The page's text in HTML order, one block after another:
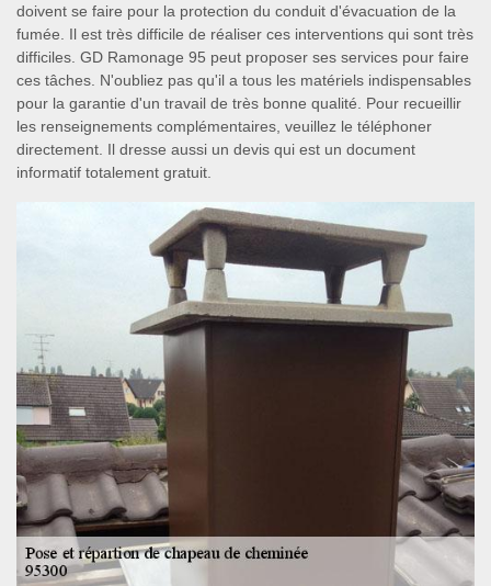
doivent se faire pour la protection du conduit d'évacuation de la
fumée. Il est très difficile de réaliser ces interventions qui sont très
difficiles. GD Ramonage 95 peut proposer ses services pour faire
ces tâches. N'oubliez pas qu'il a tous les matériels indispensables
pour la garantie d'un travail de très bonne qualité. Pour recueillir
les renseignements complémentaires, veuillez le téléphoner
directement. Il dresse aussi un devis qui est un document
informatif totalement gratuit.